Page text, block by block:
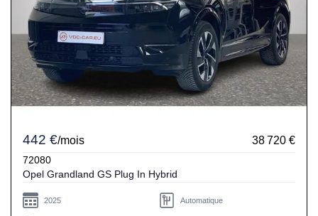
442 €/mois 38 720 €
72080
Opel Grandland GS Plug In Hybrid
2025 Automatique